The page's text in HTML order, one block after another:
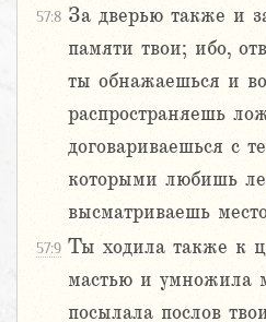
57:8 За дверью также и
памяти твои; ибо,
ты обнажаешься и
распространяешь
договариваешься с
которыми любишь
высматриваешь
57:9 Ты ходила также к
мастью и умножила
посылала послов